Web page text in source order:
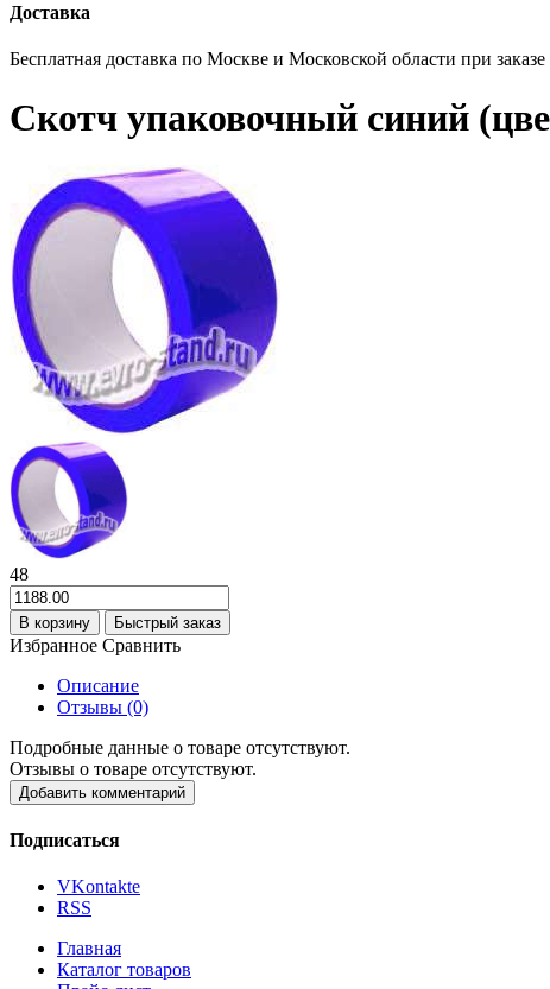
Доставка
Бесплатная доставка по Москве и Московской области при заказе
Скотч упаковочный синий
48
В корзину Быстрый заказ
Избранное Сравнить
Описание
Отзывы (0)
Подробные данные о товаре отсутствуют.
Отзывы о товаре отсутствуют.
Добавить комментарий
Подписаться
VKontakte
RSS
Главная
Каталог товаров